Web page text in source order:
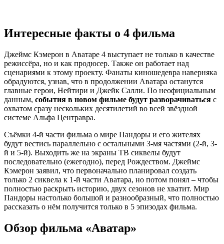
Интересные факты о 4 фильма
Джеймс Кэмерон в Аватаре 4 выступает не только в качестве
режиссёра, но и как продюсер. Также он работает над
сценариями к этому проекту. Фанаты киношедевра наверняка
обрадуются, узнав, что в продолжении Аватара останутся
главные герои, Нейтири и Джейк Салли. По неофициальным
данным, события в новом фильме будут разворачиваться с
охватом сразу нескольких десятилетий во всей звёздной
системе Альфа Центравра.
Съёмки 4-й части фильма о мире Пандоры и его жителях
будут вестись параллельно с остальными 3-мя частями (2-й, 3-
й и 5-й). Выходить же на экраны ТВ сиквелы будут
последовательно (ежегодно), перед Рождеством. Джеймс
Кэмерон заявил, что первоначально планировал создать
только 2 сиквела к 1-й части Аватара, но потом понял – чтобы
полностью раскрыть историю, двух сезонов не хватит. Мир
Пандоры настолько большой и разнообразный, что полностью
рассказать о нём получится только в 5 эпизодах фильма.
Обзор фильма «Аватар»